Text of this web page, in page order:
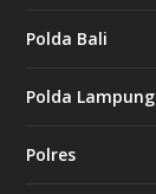
Polda Bali
Polda Lampung
Polres